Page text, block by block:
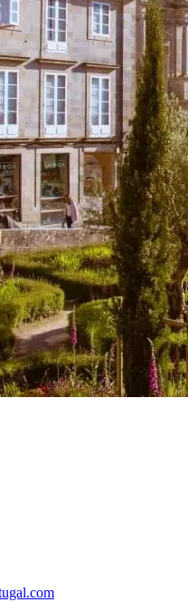
- Top Bike Tours
CategoriaPor Tipo de